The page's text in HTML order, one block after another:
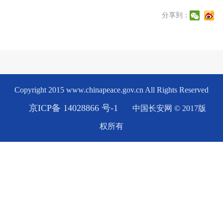
分享到：
Copyright 2015 www.chinapeace.gov.cn All Rights Reserved
京ICP备 14028866 号-1 中国长安网 © 2017版
权所有